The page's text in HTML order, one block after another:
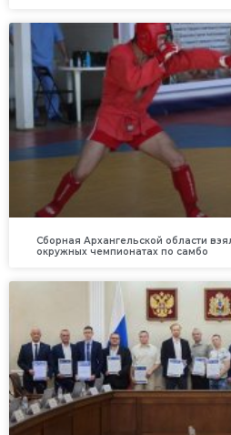
Сборная Архангельской области
окружных чемпионатах по самбо